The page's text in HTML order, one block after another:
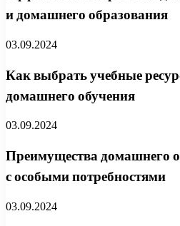
и домашнего образования
03.09.2024
Как выбрать учебные
домашнего обучения
03.09.2024
Преимущества домашнего
с особыми потребностями
03.09.2024